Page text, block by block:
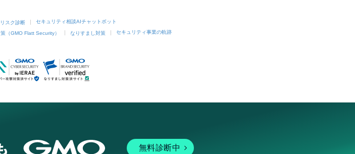
スク診断 セキュリティ相談AIチャットボット
（GMO Flatt Security） なりすまし対策 セキュリティ事業の軌跡
無料診断中